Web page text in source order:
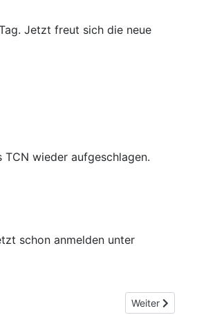
Jetzt freut sich die neue
wieder aufgeschlagen.
schon anmelden unter
Nächster
Weiter